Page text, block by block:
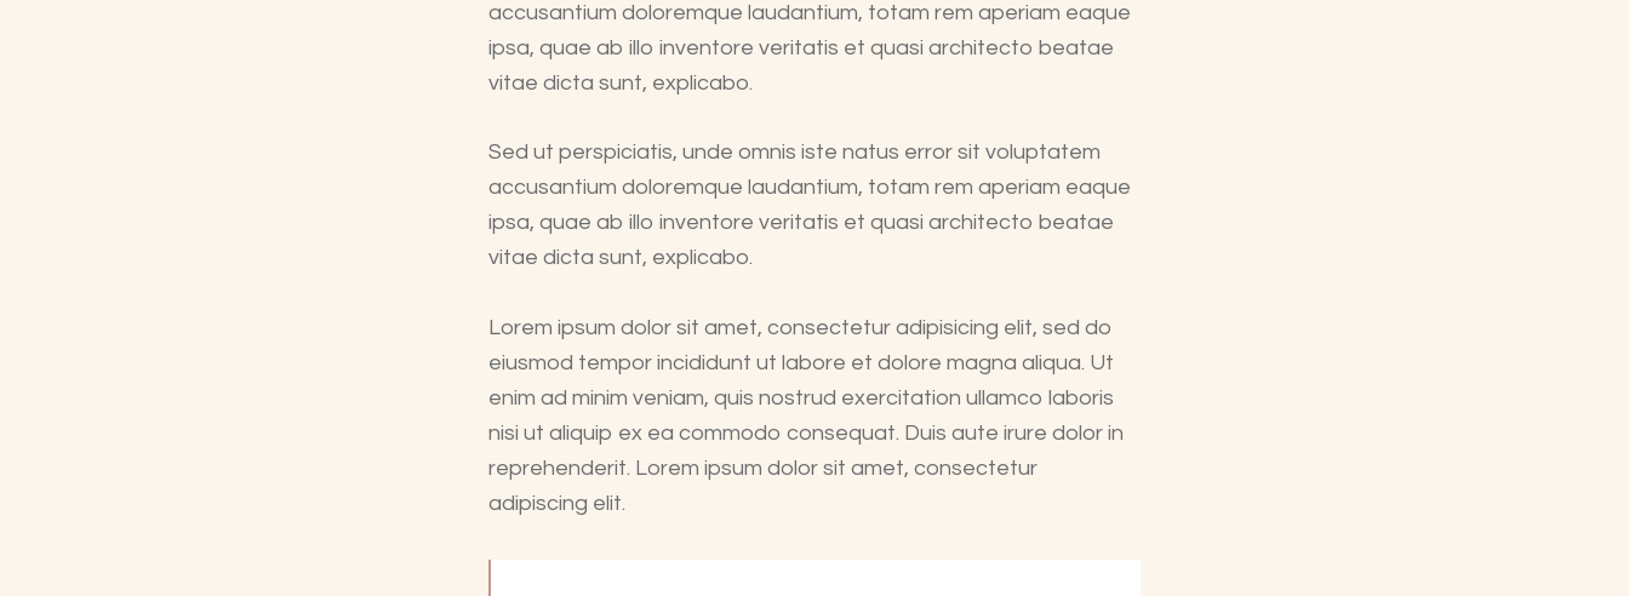
accusantium doloremque laudantium, totam rem aperiam eaque
ipsa, quae ab illo inventore veritatis et quasi architecto beatae
vitae dicta sunt, explicabo.
Sed ut perspiciatis, unde omnis iste natus error sit voluptatem
accusantium doloremque laudantium, totam rem aperiam eaque
ipsa, quae ab illo inventore veritatis et quasi architecto beatae
vitae dicta sunt, explicabo.
Lorem ipsum dolor sit amet, consectetur adipisicing elit, sed do
eiusmod tempor incididunt ut labore et dolore magna aliqua. Ut
enim ad minim veniam, quis nostrud exercitation ullamco laboris
nisi ut aliquip ex ea commodo consequat. Duis aute irure dolor in
reprehenderit. Lorem ipsum dolor sit amet, consectetur
adipiscing elit.